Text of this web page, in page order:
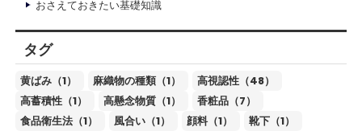
おさえておきたい基礎知識
タグ
黄ばみ（1） 麻織物の種類（1）
高視認性（48）
高蓄積性（1）
高懸念物質（1）
香粧品（7）
食品衛生法（1）
風合い（1） 顔料（1）
靴下（1）